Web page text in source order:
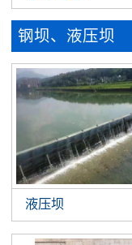
钢坝、液压坝
液压坝